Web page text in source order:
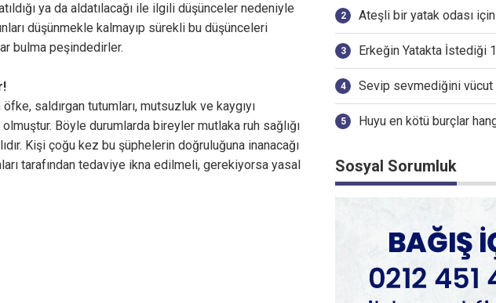
ya da aldatılacağı ile ilgili düşünceler nedeniyle
düşünmekle kalmayıp sürekli bu düşünceleri
bulma peşindedirler.
saldırgan tutumları, mutsuzluk ve kaygıyı
Böyle durumlarda bireyler mutlaka ruh sağlığı
Kişi çoğu kez bu şüphelerin doğruluğuna inanacağı
tarafından tedaviye ikna edilmeli, gerekiyorsa yasal
Ateşli bir yatak odası
Erkeğin Yatakta İstediği
Sevip sevmediğini vücut
Huyu en kötü burçlar
Sosyal Sorumluk